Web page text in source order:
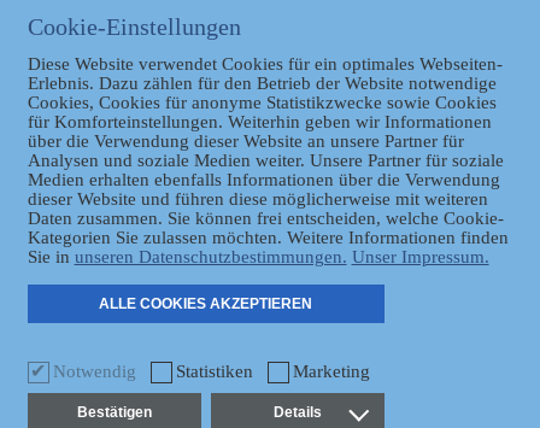
GVBl | Einbanddecke
Datenschutz
Cookie-Einstellungen
Diese Website verwendet Cookies für ein optimales Webseiten-
Erlebnis. Dazu zählen für den Betrieb der Website notwendige
Cookies, Cookies für anonyme Statistikzwecke sowie Cookies
für Komforteinstellungen. Weiterhin geben wir Informationen
über die Verwendung dieser Website an unsere Partner für
Analysen und soziale Medien weiter. Unsere Partner für soziale
Medien erhalten ebenfalls Informationen über die Verwendung
dieser Website und führen diese möglicherweise mit weiteren
Daten zusammen. Sie können frei entscheiden, welche Cookie-
Kategorien Sie zulassen möchten. Weitere Informationen finden
Sie in unseren Datenschutzbestimmungen. Unser Impressum.
ALLE COOKIES AKZEPTIEREN
Notwendig Statistiken Marketing
Bestätigen Details